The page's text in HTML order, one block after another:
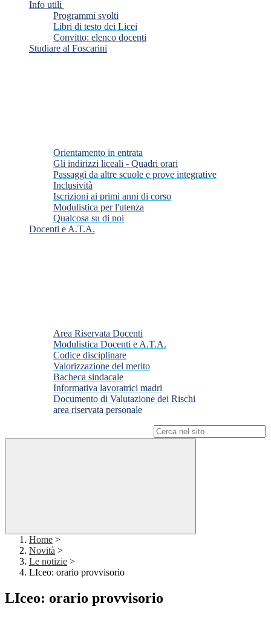
Info utili
Programmi svolti
Libri di testo dei Licei
Convitto: elenco docenti
Studiare al Foscarini
Orientamento in entrata
Gli indirizzi liceali - Quadri orari
Passaggi da altre scuole e prove integrative
Inclusività
Iscrizioni ai primi anni di corso
Modulistica per l'utenza
Qualcosa su di noi
Docenti e A.T.A.
Area Riservata Docenti
Modulistica Docenti e A.T.A.
Codice disciplinare
Valorizzazione del merito
Bacheca sindacale
Informativa lavoratrici madri
Documento di Valutazione dei Rischi
area riservata personale
Home >
Novità >
Le notizie >
LIceo: orario provvisorio
LIceo: orario provvisorio